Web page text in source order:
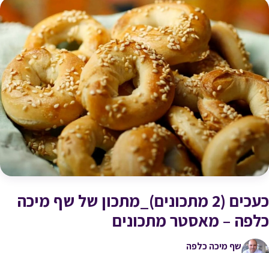
כעכים (2 מתכונים)_מתכון של שף מיכה
כלפה – מאסטר מתכונים
שף מיכה כלפה